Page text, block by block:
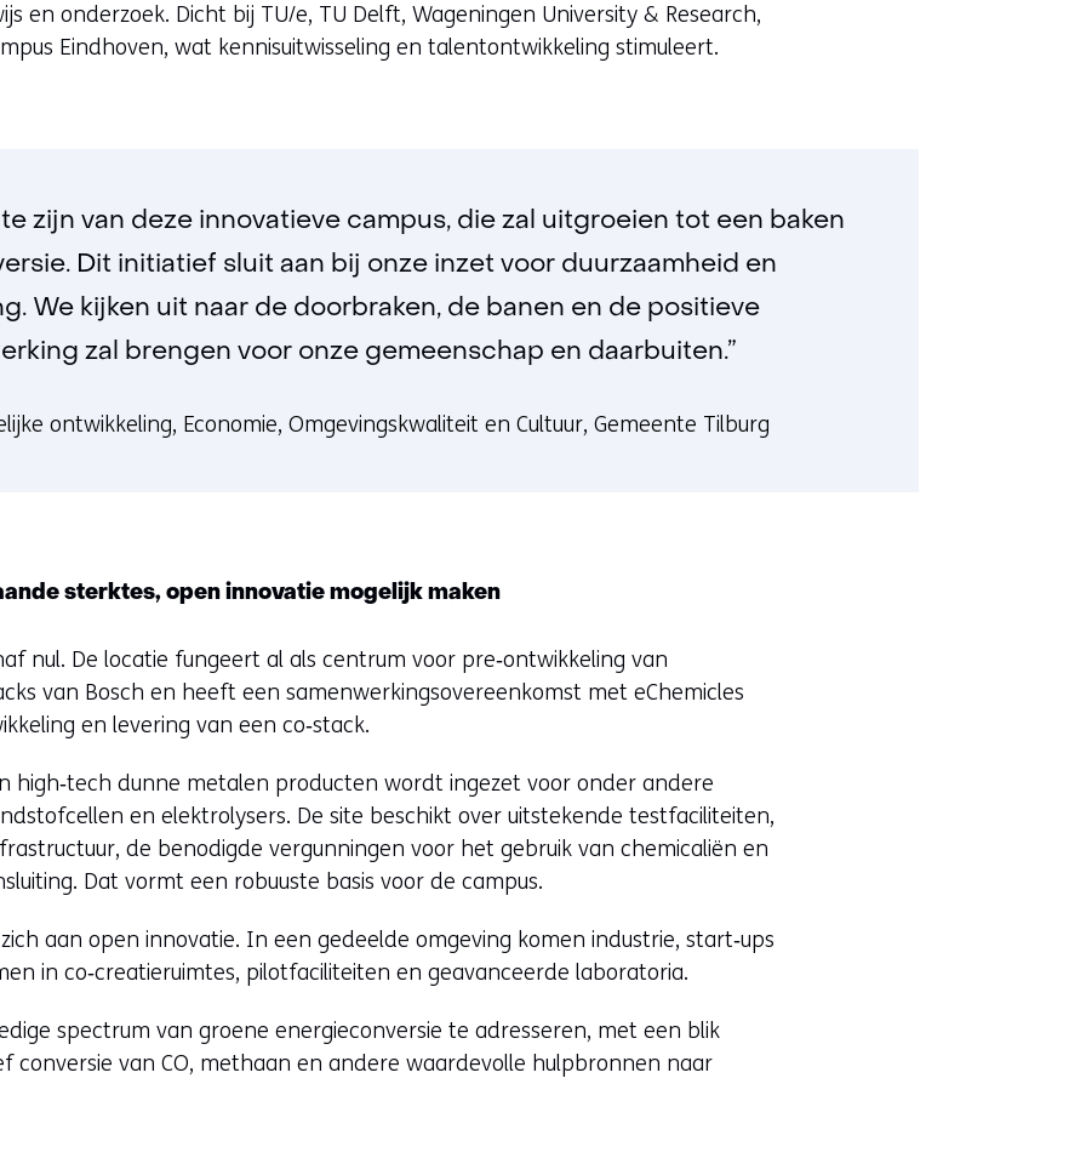
en onderzoek. Dicht bij TU/e, TU Delft, Wageningen University & Research,
Eindhoven, wat kennisuitwisseling en talentontwikkeling stimuleert.
zijn van deze innovatieve campus, die zal uitgroeien tot een baken
Dit initiatief sluit aan bij onze inzet voor duurzaamheid en
We kijken uit naar de doorbraken, de banen en de positieve
zal brengen voor onze gemeenschap en daarbuiten.”
ontwikkeling, Economie, Omgevingskwaliteit en Cultuur, Gemeente Tilburg
sterktes, open innovatie mogelijk maken
nul. De locatie fungeert al als centrum voor pre‑ontwikkeling van
van Bosch en heeft een samenwerkingsovereenkomst met eChemicles
en levering van een co‑stack.
high‑tech dunne metalen producten wordt ingezet voor onder andere
en elektrolysers. De site beschikt over uitstekende testfaciliteiten,
de benodigde vergunningen voor het gebruik van chemicaliën en
Dat vormt een robuuste basis voor de campus.
aan open innovatie. In een gedeelde omgeving komen industrie, start‑ups
in co‑creatieruimtes, pilotfaciliteiten en geavanceerde laboratoria.
spectrum van groene energieconversie te adresseren, met een blik
conversie van CO, methaan en andere waardevolle hulpbronnen naar